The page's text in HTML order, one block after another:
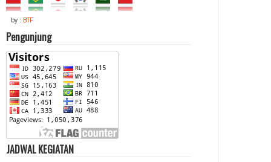
by : BTF
Pengunjung
JADWAL KEGIATAN